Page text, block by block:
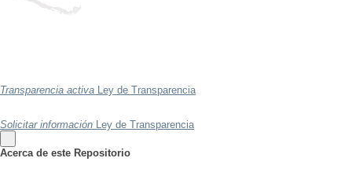
Transparencia activa Ley de Transparencia
Solicitar información Ley de Transparencia
Acerca de este Repositorio